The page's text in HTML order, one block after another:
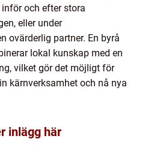
och efter stora
eller under
ovärderlig partner. En byrå
lokal kunskap med en
vilket gör det möjligt för
kärnverksamhet och nå nya
inlägg här